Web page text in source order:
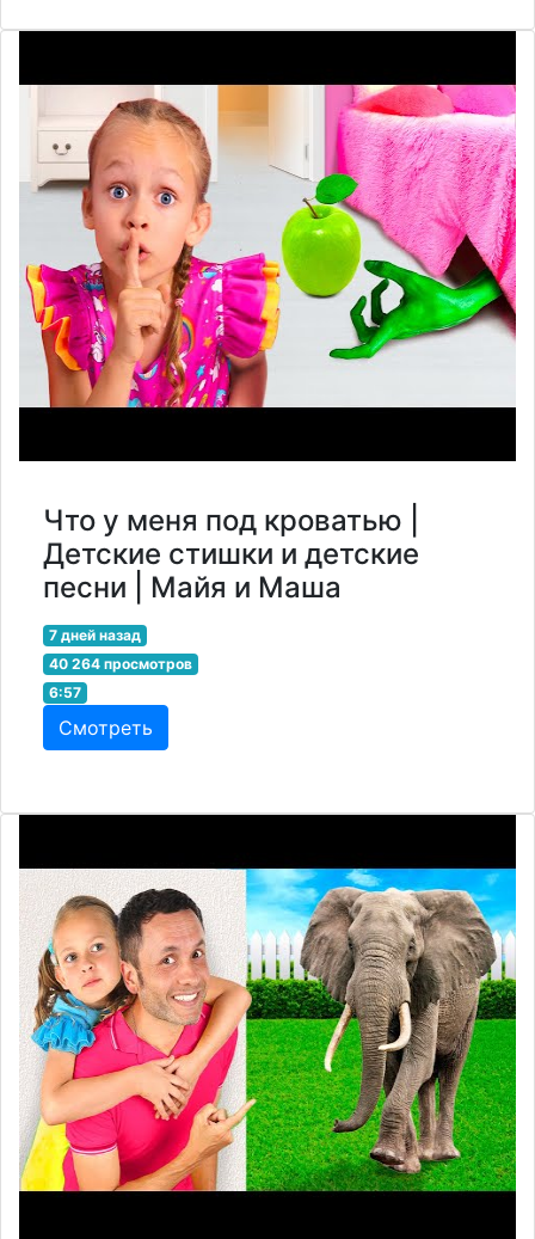
Что у меня под кроватью |
Детские стишки и детские
песни | Майя и Маша
7 дней назад
40 264 просмотров
6:57
Смотреть